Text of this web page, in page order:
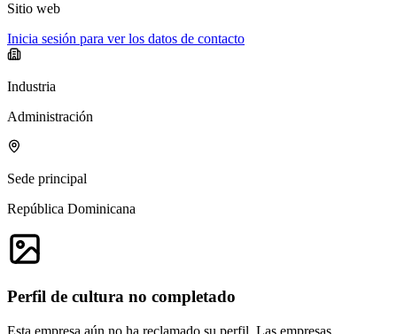
Sitio web
Inicia sesión para ver los datos de contacto
Industria
Administración
Sede principal
República Dominicana
Perfil de cultura no completado
Esta empresa aún no ha reclamado su perfil. Las empresas